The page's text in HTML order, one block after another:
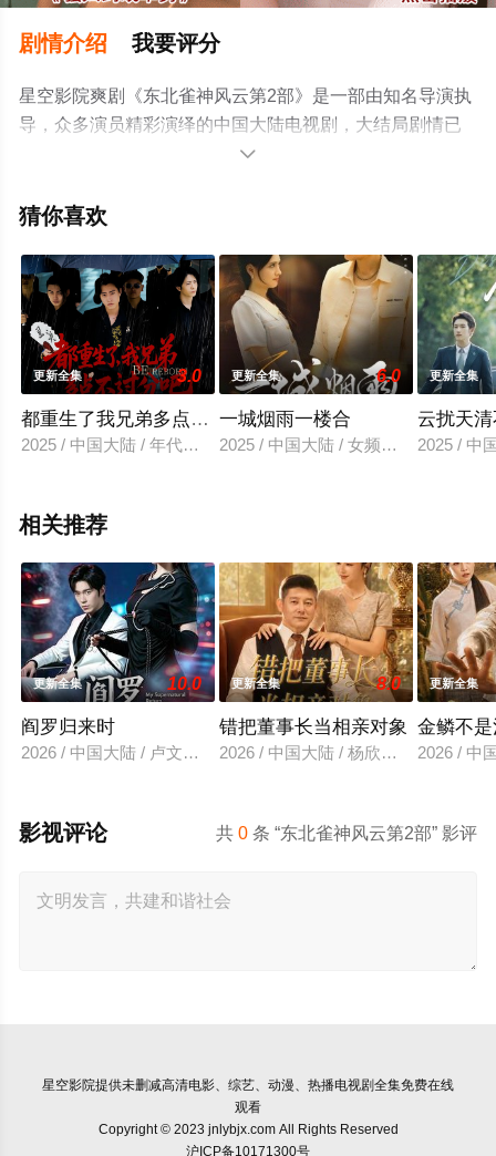
剧情介绍 我要评分
星空影院爽剧《东北雀神风云第2部》是一部由知名导演执
导，众多演员精彩演绎的中国大陆电视剧，大结局剧情已
揭晓（更新全集），手机免费观看高清无删减完整版电视
情信息可移步至豆瓣电视剧、电视猫或剧情网等平台了

猜你喜欢
更新全集 3.0
都重生了我兄弟多点不过分吧
2025 / 中国大陆 / 年代穿越
更新全集 6.0
一城烟雨一楼合
2025 / 中国大陆 / 女频恋爱
更新全集
云扰天
2025 / 中
相关推荐
更新全集 10.0
阎罗归来时
2026 / 中国大陆 / 卢文洁＆谢伊博
更新全集 8.0
错把董事长当相亲对象
2026 / 中国大陆 / 杨欣芮＆滕林＆马
更新全集
金鳞不
2026 / 中
共0 条 “东北雀神风云第2部” 影评
影视评论
星空影院提供未删减高清电影、综艺、动漫、热播电视剧全集免费在线
观看
Copyright © 2023 jnlybjx.com All Rights Reserved
沪ICP备10171300号